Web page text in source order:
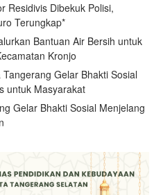
Residivis Dibekuk Polisi,
Terungkap*
Bantuan Air Bersih untuk
Kronjo
Gelar Bhakti Sosial
untuk Masyarakat
Gelar Bhakti Sosial Menjelang